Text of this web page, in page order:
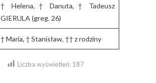
† Helena, † Danuta, † Tadeusz
GIERULA (greg. 26)
† Maria, † Stanisław, †† z rodziny
Liczba wyświetleń: 187